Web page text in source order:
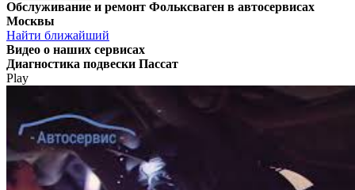
Обслуживание и ремонт Фольксваген в автосервисах
Москвы
Найти ближайший
Видео о наших сервисах
Диагностика подвески Пассат
Play